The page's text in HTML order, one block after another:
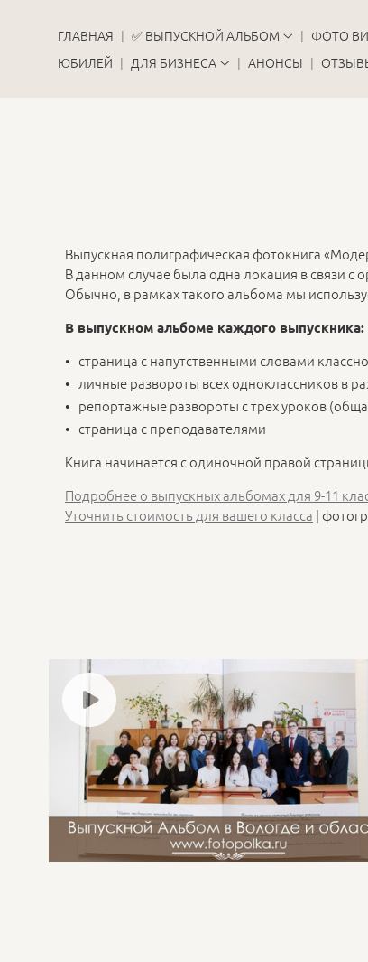
ГЛАВНАЯ ✅ ВЫПУСКНОЙ АЛЬБОМ ФОТО
ЮБИЛЕЙ
ДЛЯ БИЗНЕСА АНОНСЫ
Выпускная полиграфическая фотокнига
В данном случае была одна локация в связи
Обычно, в рамках такого альбома мы
В выпускном альбоме каждого выпускника:
страница с напутственными словами
личные развороты всех одноклассников в
репортажные развороты с трех уроков
страница с преподавателями
Книга начинается с одиночной правой
Подробнее о выпускных альбомах для 9-11
Уточнить стоимость для вашего класса |